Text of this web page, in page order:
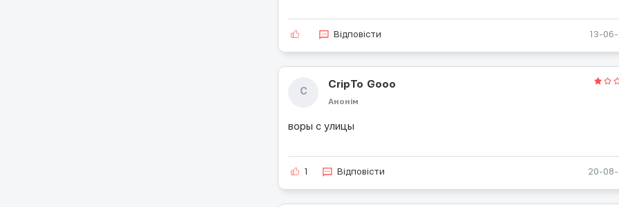
Відповісти 13-
C
CripTo Gooo
Анонім
воры с улицы
1 Відповісти 20-